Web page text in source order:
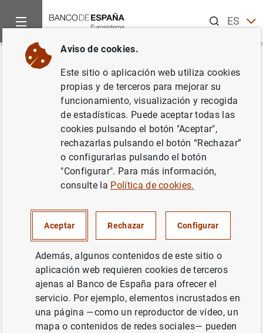
ESEN
Inicio Noticias y eventos
Volver
El Banco de España organiza el
seminario “Los fondos NGEU:
seguimiento, asignación e
impacto”
La Dirección General de Economía y Estadística ha
común las distintas iniciativas analíticas que las
instituciones están desarrollando.
El Banco de España organiza el seminario
“Los fondos NGEU: seguimiento, asignación
Aviso de cookies.
Este sitio o aplicación web utiliza cookies
propias y de terceros para mejorar su
funcionamiento, visualización y recogida
de estadísticas. Puede aceptar todas las
cookies pulsando el botón "Aceptar",
rechazarlas pulsando el botón “Rechazar”
o configurarlas pulsando el botón
"Configurar". Para más información,
consulte la Política de cookies.
Aceptar Rechazar Configurar
Además, algunos contenidos de este sitio o
aplicación web requieren cookies de terceros
ajenas al Banco de España para ofrecer el
servicio. Por ejemplo, elementos incrustados en
una página —como un reproductor de vídeo, un
mapa o contenidos de redes sociales— pueden